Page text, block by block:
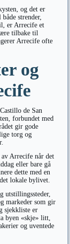
og det er
strender,
er Arrecife et
tilbake til
Arrecife ofte
og
de San
forbundet med
gir gode
torg og
av Arrecife når det
eller bare gå
dette med en
lokale bylivet.
utstillingssteder,
markeder som gir
sjekkliste er
byen «skje» litt,
og uventede